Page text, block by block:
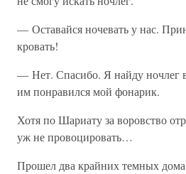
— Оставайся ночевать у нас.
кровать!
— Нет. Спасибо. Я найду ночлег
им понравился мой фонарик.
Хотя по Шариату за воровство
уж не провоцировать…
Прошел два крайних темных